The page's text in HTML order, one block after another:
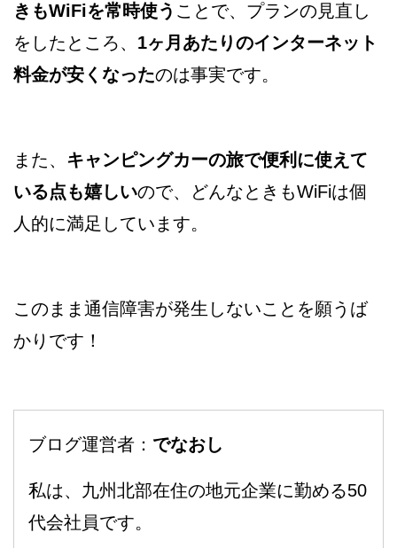
きもWiFiを常時使う ことで、プランの見直し
をしたところ、 1ヶ月あたりのインターネット
料金が安くなったのは事実です。
また、 キャンピングカーの旅で便利に使えて
いる点も嬉しいので、どんなときもWiFiは個
人的に満足しています。
このまま通信障害が発生しないことを願うば
かりです！
ブログ運営者： でなおし
私は、九州北部在住の地元企業に勤める50
代会社員です。